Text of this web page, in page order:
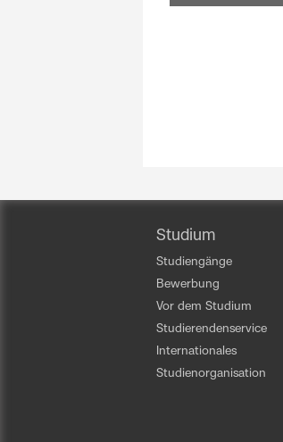
Studium
Studiengänge
Bewerbung
Vor dem Studium
Studierendenservice
Internationales
Studienorganisation